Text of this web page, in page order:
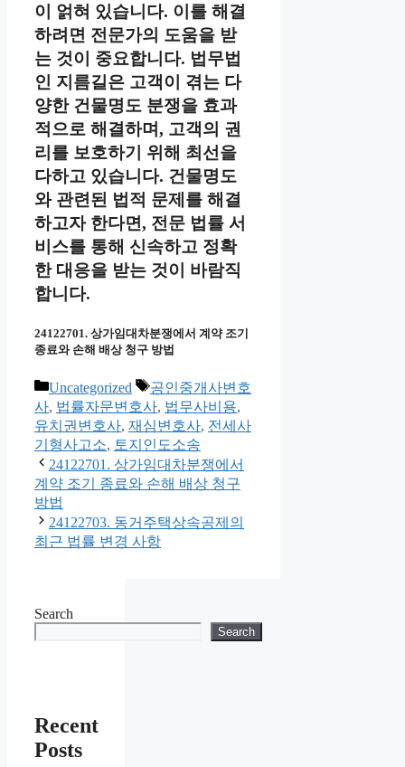
이 얽혀 있습니다. 이를 해결
하려면 전문가의 도움을 받
는 것이 중요합니다. 법무법
인 지름길은 고객이 겪는 다
양한 건물명도 분쟁을 효과
적으로 해결하며, 고객의 권
리를 보호하기 위해 최선을
다하고 있습니다. 건물명도
와 관련된 법적 문제를 해결
하고자 한다면, 전문 법률 서
비스를 통해 신속하고 정확
한 대응을 받는 것이 바람직
합니다.
24122701. 상가임대차분쟁에서 계약 조기
종료와 손해 배상 청구 방법
Categories
Uncategorized Tags
공인중개사변호
사, 법률자문변호사, 법무사비용,
유치권변호사, 재심변호사, 전세사
기형사고소, 토지인도소송
24122701. 상가임대차분쟁에서
계약 조기 종료와 손해 배상 청구
방법
24122703. 동거주택상속공제의
최근 법률 변경 사항
Search
Search
Recent
Posts